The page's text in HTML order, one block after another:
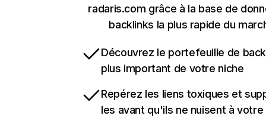
radaris.com grâce à la base de
backlinks la plus rapide du
Découvrez le portefeuille de
plus important de votre niche
Repérez les liens toxiques et
les avant qu'ils ne nuisent à